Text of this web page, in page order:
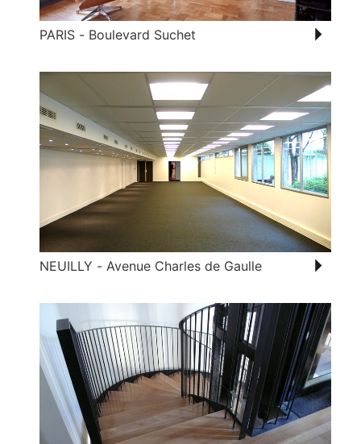
PARIS - Boulevard Suchet
NEUILLY - Avenue Charles de Gaulle